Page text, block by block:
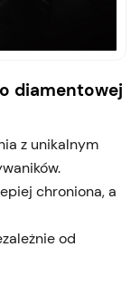
diamentowej
z unikalnym
chroniona, a
od